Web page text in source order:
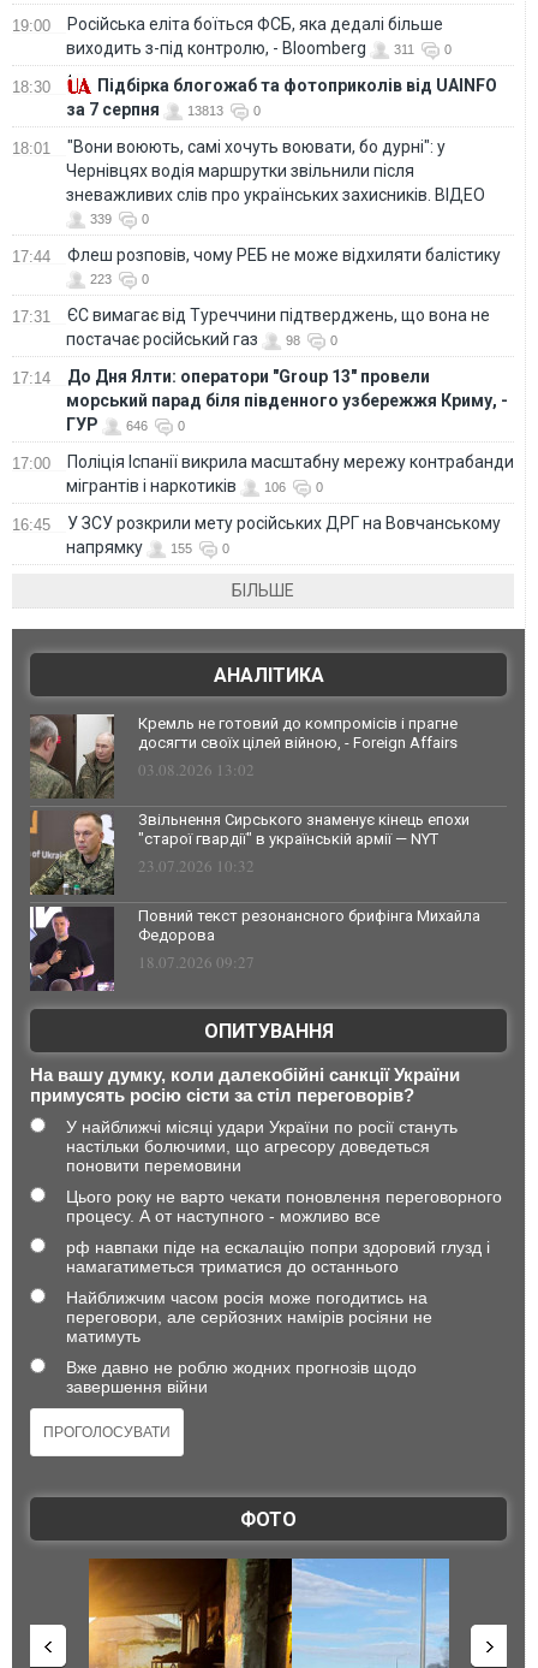
19:00
Російська еліта боїться ФСБ, яка дедалі більше
виходить з-під контролю, - Bloomberg
311 0
18:30
Підбірка блогожаб та фотоприколів від UAINFO
за 7 серпня
13813 0
18:01
"Вони воюють, самі хочуть воювати, бо дурні": у
Чернівцях водія маршрутки звільнили після
зневажливих слів про українських захисників. ВІДЕО
339 0
17:44 Флеш розповів, чому РЕБ не може відхиляти балістику
223 0
17:31
ЄС вимагає від Туреччини підтверджень, що вона не
постачає російський газ
98 0
17:14
До Дня Ялти: оператори "Group 13" провели
морський парад біля південного узбережжя Криму, -
ГУР
646 0
17:00
Поліція Іспанії викрила масштабну мережу контрабанди
мігрантів і наркотиків
106 0
16:45
У ЗСУ розкрили мету російських ДРГ на Вовчанському
напрямку
155 0
БІЛЬШЕ
АНАЛІТИКА
Кремль не готовий до компромісів і прагне
досягти своїх цілей війною, - Foreign Affairs
03.08.2026 13:02
Звільнення Сирського знаменує кінець епохи
"старої гвардії" в українській армії — NYT
23.07.2026 10:32
Повний текст резонансного брифінга Михайла
Федорова
18.07.2026 09:27
ОПИТУВАННЯ
На вашу думку, коли далекобійні санкції України
примусять росію сісти за стіл переговорів?
У найближчі місяці удари України по росії стануть
настільки болючими, що агресору доведеться
поновити перемовини
Цього року не варто чекати поновлення переговорного
процесу. А от наступного - можливо все
рф навпаки піде на ескалацію попри здоровий глузд і
намагатиметься триматися до останнього
Найближчим часом росія може погодитись на
переговори, але серйозних намірів росіяни не
матимуть
Вже давно не роблю жодних прогнозів щодо
завершення війни
ФОТО